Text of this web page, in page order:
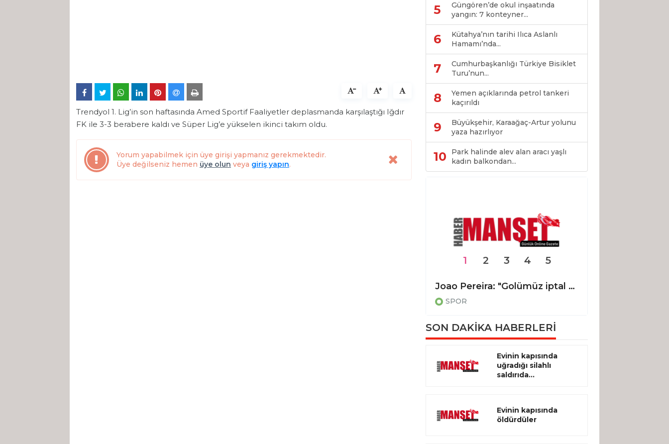
Trendyol 1. Lig’in son haftasında Amed Sportif Faaliyetler deplasmanda karşılaştığı Iğdır
FK ile 3-3 berabere kaldı ve Süper Lig’e yükselen ikinci takım oldu.
Yorum yapabilmek için üye girişi yapmanız gerekmektedir.
Üye değilseniz hemen üye olun veya giriş yapın.
5
Güngören’de okul inşaatında
yangın: 7 konteyner...
6
Kütahya’nın tarihi Ilıca Aslanlı
Hamamı’nda...
7
Cumhurbaşkanlığı Türkiye Bisiklet
Turu’nun...
8
Yemen açıklarında petrol tankeri
kaçırıldı
9
Büyükşehir, Karaağaç-Artur yolunu
yaza hazırlıyor
10
Park halinde alev alan aracı yaşlı
kadın balkondan...
Joao Pereira: "Golümüz iptal edilmeseydi, 3 puanı alan taraf biz olacaktık"
SPOR
1 2 3 4 5
SON DAKİKA HABERLERİ
Evinin kapısında
uğradığı silahlı
saldırıda...
Evinin kapısında
öldürdüler